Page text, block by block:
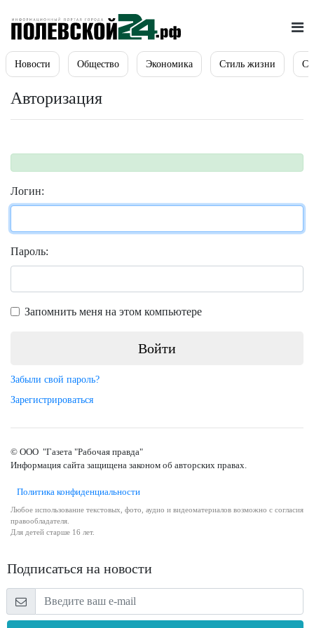
Новости Общество Экономика Стиль жизни
Авторизация
Логин:
Пароль:
Запомнить меня на этом компьютере
Забыли свой пароль?
Зарегистрироваться
© ООО "Газета "Рабочая правда"
Информация сайта защищена законом об авторских правах.
Политика конфиденциальности
Любое использование текстовых, фото, аудио и видеоматериалов возможно с согласия
правообладателя.
Для детей старше 16 лет.
Подписаться на новости